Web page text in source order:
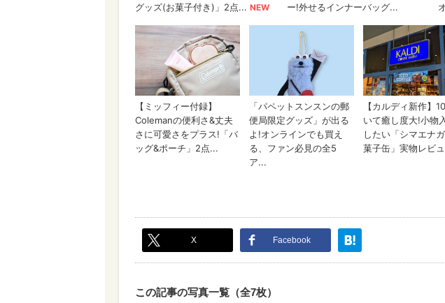
X Facebook
この記事の写真一覧（全7枚）